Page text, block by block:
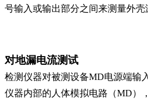
号输入或输出部分之间来测量外壳
对地漏电流测试
检测仪器对被测设备MD电源端输
仪器内部的人体模拟电路（MD）